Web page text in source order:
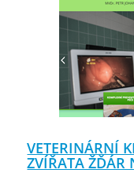
VETERINÁRNÍ
ZVÍŘATA ŽĎÁR